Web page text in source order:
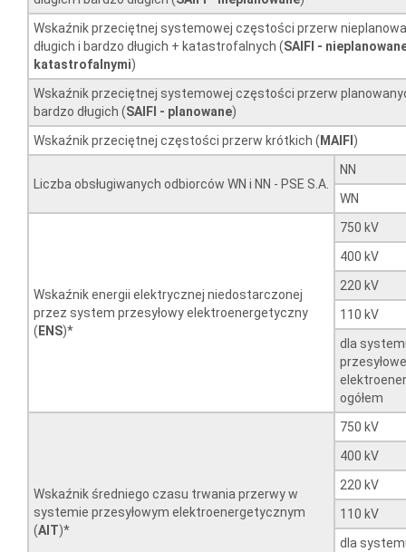
Wskaźnik przeciętnej systemowej częstości przerw
długich i bardzo długich + katastrofalnych (SAIFI -
katastrofalnymi)
Wskaźnik przeciętnej systemowej częstości przerw
bardzo długich (SAIFI - planowane)
Wskaźnik przeciętnej częstości przerw krótkich ( MAIFI )
Liczba obsługiwanych odbiorców WN i NN - PSE S.A.
NN
WN
Wskaźnik energii elektrycznej niedostarczonej
przez system przesyłowy elektroenergetyczny
( ENS)*
750 kV
400 kV
220 kV
110 kV
dla
ogółem
Wskaźnik średniego czasu trwania przerwy w
systemie przesyłowym elektroenergetycznym
(AIT)*
750 kV
400 kV
220 kV
110 kV
dla